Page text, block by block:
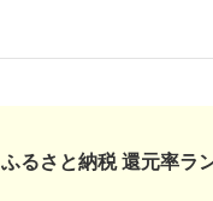
ス
福井県 鯖江市
沖縄
ふるさと納税 還元率ラ